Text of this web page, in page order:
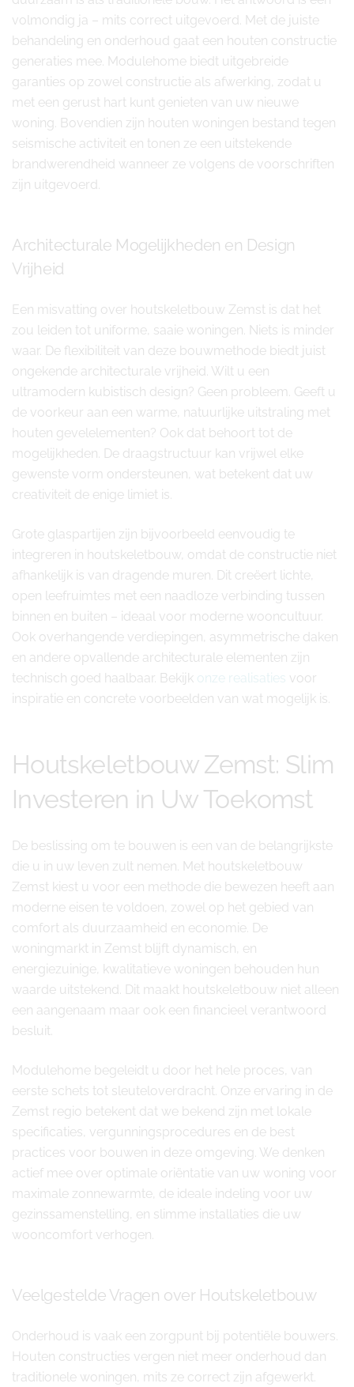
volmondig ja – mits correct uitgevoerd. Met de juiste
behandeling en onderhoud gaat een houten constructie
generaties mee. Modulehome biedt uitgebreide
garanties op zowel constructie als afwerking, zodat u
met een gerust hart kunt genieten van uw nieuwe
woning. Bovendien zijn houten woningen bestand tegen
seismische activiteit en tonen ze een uitstekende
brandwerendheid wanneer ze volgens de voorschriften
zijn uitgevoerd.
Architecturale Mogelijkheden en Design
Vrijheid
Een misvatting over houtskeletbouw Zemst is dat het
zou leiden tot uniforme, saaie woningen. Niets is minder
waar. De flexibiliteit van deze bouwmethode biedt juist
ongekende architecturale vrijheid. Wilt u een
ultramodern kubistisch design? Geen probleem. Geeft u
de voorkeur aan een warme, natuurlijke uitstraling met
houten gevelelementen? Ook dat behoort tot de
mogelijkheden. De draagstructuur kan vrijwel elke
gewenste vorm ondersteunen, wat betekent dat uw
creativiteit de enige limiet is.
Grote glaspartijen zijn bijvoorbeeld eenvoudig te
integreren in houtskeletbouw, omdat de constructie niet
afhankelijk is van dragende muren. Dit creëert lichte,
open leefruimtes met een naadloze verbinding tussen
binnen en buiten – ideaal voor moderne wooncultuur.
Ook overhangende verdiepingen, asymmetrische daken
en andere opvallende architecturale elementen zijn
technisch goed haalbaar. Bekijk onze realisaties voor
inspiratie en concrete voorbeelden van wat mogelijk is.
Houtskeletbouw Zemst: Slim
Investeren in Uw Toekomst
De beslissing om te bouwen is een van de belangrijkste
die u in uw leven zult nemen. Met houtskeletbouw
Zemst kiest u voor een methode die bewezen heeft aan
moderne eisen te voldoen, zowel op het gebied van
comfort als duurzaamheid en economie. De
woningmarkt in Zemst blijft dynamisch, en
energiezuinige, kwalitatieve woningen behouden hun
waarde uitstekend. Dit maakt houtskeletbouw niet alleen
een aangenaam maar ook een financieel verantwoord
besluit.
Modulehome begeleidt u door het hele proces, van
eerste schets tot sleuteloverdracht. Onze ervaring in de
Zemst regio betekent dat we bekend zijn met lokale
specificaties, vergunningsprocedures en de best
practices voor bouwen in deze omgeving. We denken
actief mee over optimale oriëntatie van uw woning voor
maximale zonnewarmte, de ideale indeling voor uw
gezinssamenstelling, en slimme installaties die uw
wooncomfort verhogen.
Veelgestelde Vragen over Houtskeletbouw
Onderhoud is vaak een zorgpunt bij potentiële bouwers.
Houten constructies vergen niet meer onderhoud dan
traditionele woningen, mits ze correct zijn afgewerkt.